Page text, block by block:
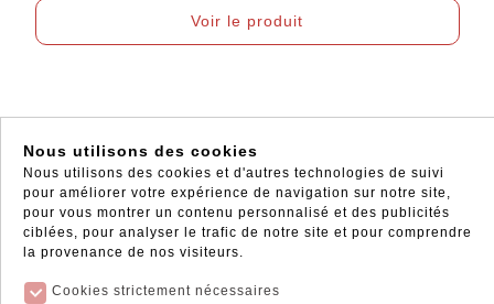
Voir le produit
Nous utilisons des cookies
Nous utilisons des cookies et d'autres technologies de suivi
pour améliorer votre expérience de navigation sur notre site,
pour vous montrer un contenu personnalisé et des publicités
ciblées, pour analyser le trafic de notre site et pour comprendre
la provenance de nos visiteurs.
Cookies strictement nécessaires